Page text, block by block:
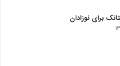
برای نوزادان